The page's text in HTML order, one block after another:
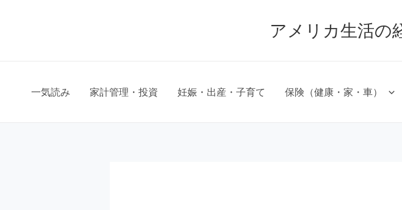
アメリカ生活の
一気読み 家計管理・投資 妊娠・出産・子育て 保険（健康・家・車）